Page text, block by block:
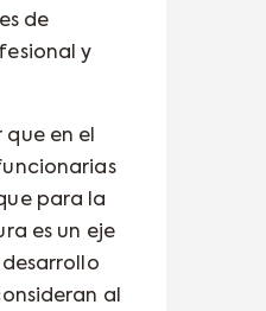
de
y
en el
para la
es un eje
al